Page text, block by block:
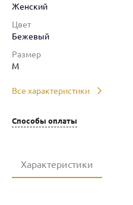
Женский
Цвет
Бежевый
Размер
M
Все характеристики
Способы оплаты
Характеристики